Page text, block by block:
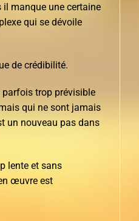
manque une certaine
qui se dévoile
de crédibilité.
parfois trop prévisible
qui ne sont jamais
un nouveau pas dans
lente et sans
œuvre est